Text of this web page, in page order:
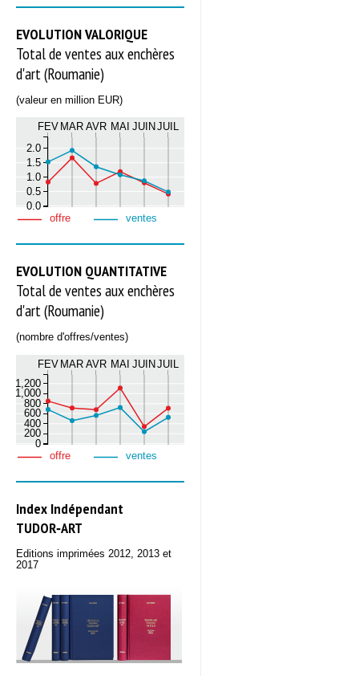
EVOLUTION VALORIQUE
Total de ventes aux enchères
d'art (Roumanie)
(valeur en million EUR)
FEV MAR AVR MAI JUIN JUIL
0.0
0.5
1.0
1.5
2.0
offre ventes
EVOLUTION QUANTITATIVE
Total de ventes aux enchères
d'art (Roumanie)
(nombre d'offres/ventes)
FEV MAR AVR MAI JUIN JUIL
0
200
400
600
800
1,000
1,200
offre ventes
Index Indépendant
TUDOR‑ART
Editions imprimées 2012, 2013 et
2017